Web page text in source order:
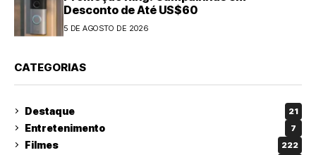
Desconto de Até US$60
5 DE AGOSTO DE 2026
CATEGORIAS
Destaque 21
Entretenimento 7
Filmes 222